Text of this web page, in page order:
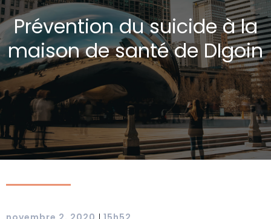
Prévention du suicide à la
maison de santé de DIgoin